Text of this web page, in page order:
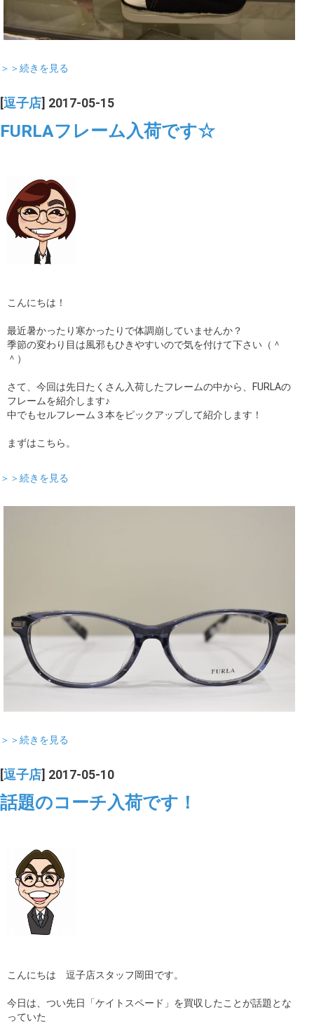
＞＞続きを見る
[逗子店] 2017-05-15
FURLAフレーム入荷です☆
こんにちは！
最近暑かったり寒かったりで体調崩していませんか？
季節の変わり目は風邪もひきやすいので気を付けて下さい（＾
＾）
さて、今回は先日たくさん入荷したフレームの中から、FURLAの
フレームを紹介します♪
中でもセルフレーム３本をピックアップして紹介します！
まずはこちら。
＞＞続きを見る
＞＞続きを見る
逗子店 ] 2017-05-10
話題のコーチ入荷です！
こんにちは 逗子店スタッフ岡田です。
今日は、つい先日「ケイトスペード」を買収したことが話題とな
っていた